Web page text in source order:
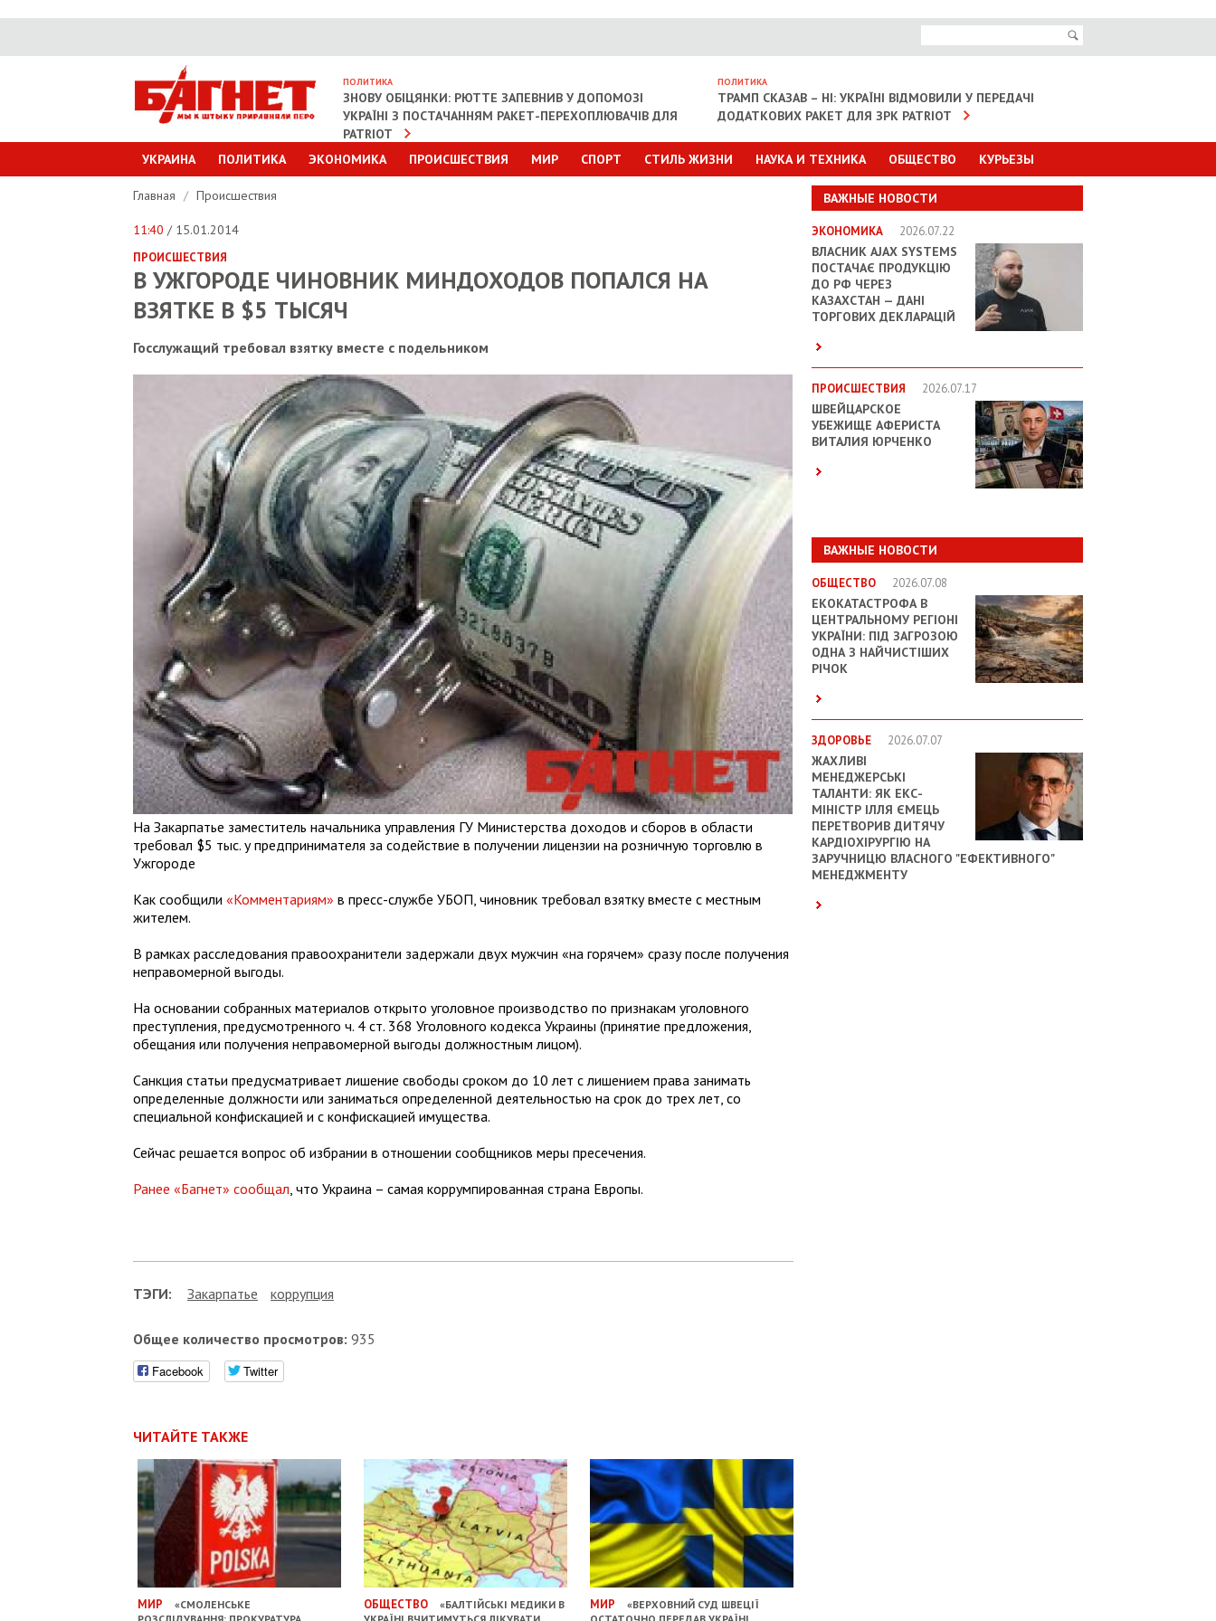
ПОЛИТИКА
ЗНОВУ ОБІЦЯНКИ: РЮТТЕ ЗАПЕВНИВ У ДОПОМОЗІ
УКРАЇНІ З ПОСТАЧАННЯМ РАКЕТ-ПЕРЕХОПЛЮВАЧІВ ДЛЯ
PATRIOT
ПОЛИТИКА
ТРАМП СКАЗАВ – НІ: УКРАЇНІ ВІДМОВИЛИ У ПЕРЕДАЧІ
ДОДАТКОВИХ РАКЕТ ДЛЯ ЗРК PATRIOT
УКРАИНА ПОЛИТИКА ЭКОНОМИКА ПРОИСШЕСТВИЯ МИР СПОРТ СТИЛЬ ЖИЗНИ НАУКА И ТЕХНИКА ОБЩЕСТВО КУРЬЕЗЫ
ВАЖНЫЕ НОВОСТИ
ЭКОНОМИКА 2026.07.22
ВЛАСНИК AJAX SYSTEMS
ПОСТАЧАЄ ПРОДУКЦІЮ
ДО РФ ЧЕРЕЗ
КАЗАХСТАН — ДАНІ
ТОРГОВИХ ДЕКЛАРАЦІЙ
ПРОИСШЕСТВИЯ 2026.07.17
ШВЕЙЦАРСКОЕ
УБЕЖИЩЕ АФЕРИСТА
ВИТАЛИЯ ЮРЧЕНКО
ВАЖНЫЕ НОВОСТИ
ОБЩЕСТВО 2026.07.08
ЕКОКАТАСТРОФА В
ЦЕНТРАЛЬНОМУ РЕГІОНІ
УКРАЇНИ: ПІД ЗАГРОЗОЮ
ОДНА З НАЙЧИСТІШИХ
РІЧОК
ЗДОРОВЬЕ 2026.07.07
ЖАХЛИВІ
МЕНЕДЖЕРСЬКІ
ТАЛАНТИ: ЯК ЕКС-
МІНІСТР ІЛЛЯ ЄМЕЦЬ
ПЕРЕТВОРИВ ДИТЯЧУ
КАРДІОХІРУРГІЮ НА
ЗАРУЧНИЦЮ ВЛАСНОГО "ЕФЕКТИВНОГО"
МЕНЕДЖМЕНТУ
Главная / Происшествия
11:40 / 15.01.2014
ПРОИСШЕСТВИЯ
В УЖГОРОДЕ ЧИНОВНИК МИНДОХОДОВ ПОПАЛСЯ НА
ВЗЯТКЕ В $5 ТЫСЯЧ
Госслужащий требовал взятку вместе с подельником
На Закарпатье заместитель начальника управления ГУ Министерства доходов и сборов в области
требовал $5 тыс. у предпринимателя за содействие в получении лицензии на розничную торговлю в
Ужгороде
Как сообщили «Комментариям» в пресс-службе УБОП, чиновник требовал взятку вместе с местным
жителем.
В рамках расследования правоохранители задержали двух мужчин «на горячем» сразу после получения
неправомерной выгоды.
На основании собранных материалов открыто уголовное производство по признакам уголовного
преступления, предусмотренного ч. 4 ст. 368 Уголовного кодекса Украины (принятие предложения,
обещания или получения неправомерной выгоды должностным лицом).
Санкция статьи предусматривает лишение свободы сроком до 10 лет с лишением права занимать
определенные должности или заниматься определенной деятельностью на срок до трех лет, со
специальной конфискацией и с конфискацией имущества.
Сейчас решается вопрос об избрании в отношении сообщников меры пресечения.
Ранее «Багнет» сообщал, что Украина – самая коррумпированная страна Европы.
ТЭГИ: Закарпатье коррупция
Общее количество просмотров: 935
Facebook Twitter
ЧИТАЙТЕ ТАКЖЕ
МИР
«СМОЛЕНСЬКЕ
ОБЩЕСТВО
«БАЛТІЙСЬКІ МЕДИКИ В
МИР
«ВЕРХОВНИЙ СУД ШВЕЦІЇ